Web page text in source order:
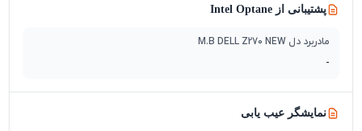
پشتیبانی از Intel Optane
مادربرد دل M.B DELL Z270 NEW
-
نمایشگر عیب یابی